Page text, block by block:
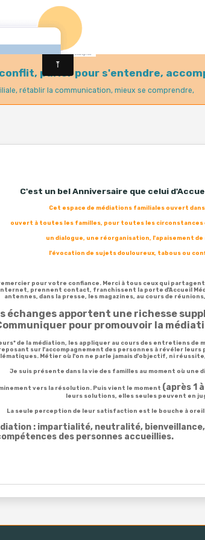
parler pour s'entendre,
rétablir la communication, mieux se comprendre,
C'est un bel Anniversaire que celui
Cet espace de médiations familiales ouvert dans
ouvert à toutes les familles, pour toutes les circonstances
un dialogue, une réorganisation, l'apaisement
l'évocation de sujets douloureux, tabous ou
pour votre confiance . Merci à tous ceux qui partagent
, prennent contact, franchissent la porte d'Accueil
antennes, dans la presse, les magazines, au cours de
échanges apportent une richesse
pour promouvoir la
de la médiation, les appliquer au cours des entretiens de
sur l'accompagnement des personnes à révéler
. Métier où l'on ne parle jamais d'objectif, ni
Je suis présente dans la vie des familles au moment où une
vers la résolution . Puis vient le moment (après 1
leurs solutions, elles seules peuvent en
La seule perception de leur satisfaction est le bouche à
: impartialité, neutralité,
des personnes accueillies.